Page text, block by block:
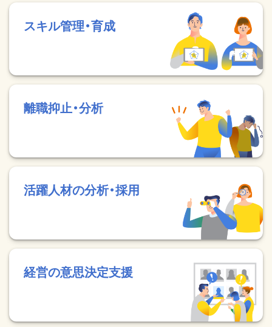
スキル管理・育成
離職抑止・分析
活躍人材の分析・採用
経営の意思決定支援